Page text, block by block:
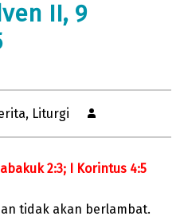
II, 9
, Liturgi
2:3; I Korintus 4:5
tidak akan berlambat.